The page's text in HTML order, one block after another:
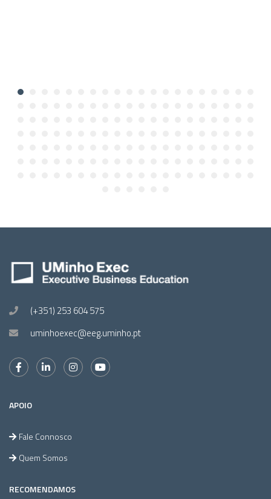
(+351) 253 604 575
uminhoexec@eeg.uminho.pt
APOIO
Fale Connosco
Quem Somos
RECOMENDAMOS